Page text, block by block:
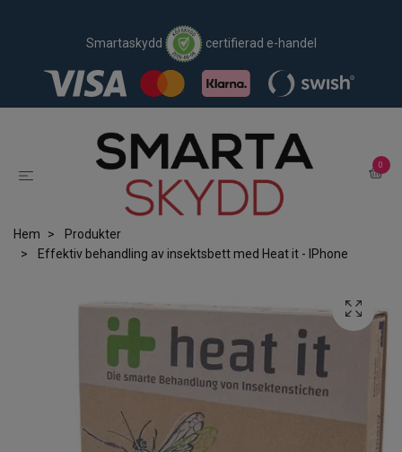
Smartaskydd certifierad e-handel
0
Hem
Produkter
Effektiv behandling av insektsbett med Heat it - IPhone